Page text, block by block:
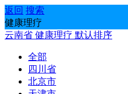
返回 搜索
健康理疗
云南省 健康理疗 默认排序
全部
四川省
北京市